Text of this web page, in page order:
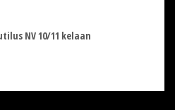
NV 10/11 kelaan